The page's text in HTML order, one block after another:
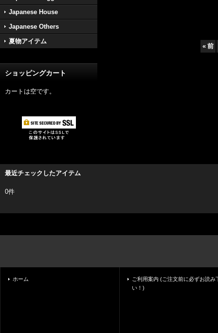
Japanese House
Japanese Others
夏物アイテム
ショッピングカート
カートは空です。
« 前
最近チェックしたアイテム
0件
ホーム
ご利用案内 (ご注文前に必ずお読み
い！)